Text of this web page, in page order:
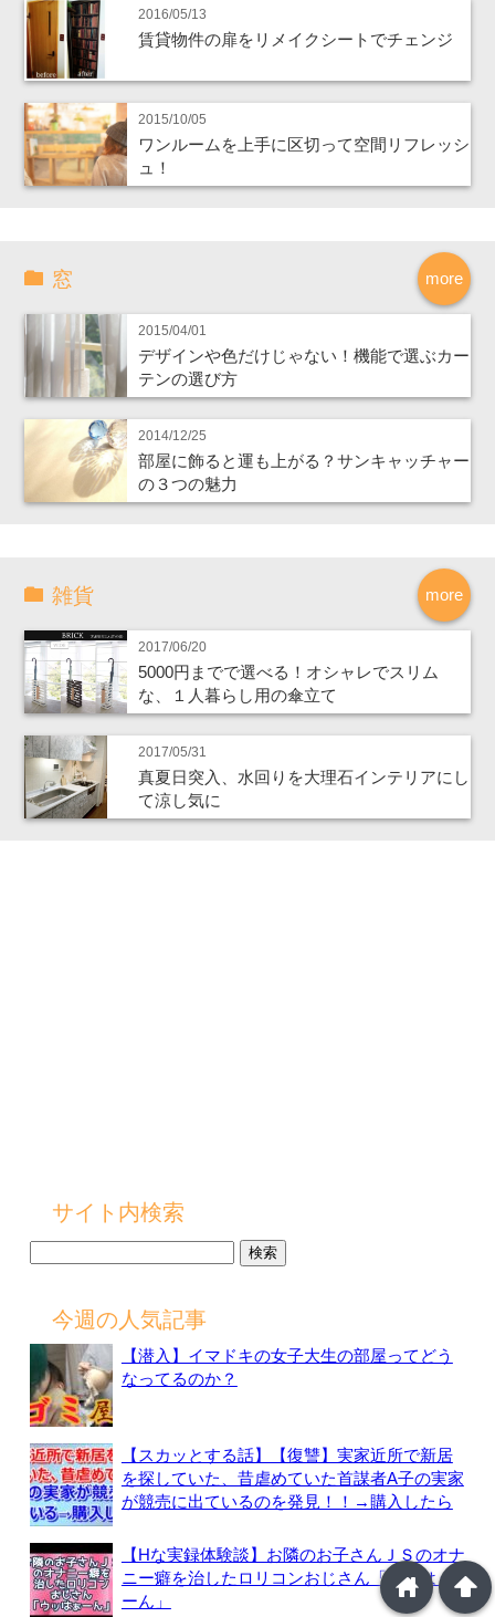
2016/05/13
賃貸物件の扉をリメイクシートでチェンジ
2015/10/05
ワンルームを上手に区切って空間リフレッシ
ュ！
more
窓
2015/04/01
デザインや色だけじゃない！機能で選ぶカー
テンの選び方
2014/12/25
部屋に飾ると運も上がる？サンキャッチャー
の３つの魅力
more
雑貨
2017/06/20
5000円までで選べる！オシャレでスリム
な、１人暮らし用の傘立て
2017/05/31
真夏日突入、水回りを大理石インテリアにし
て涼し気に
サイト内検索
今週の人気記事
【潜入】イマドキの女子大生の部屋ってどう
なってるのか？
【スカッとする話】【復讐】実家近所で新居
を探していた、昔虐めていた首謀者A子の実家
が競売に出ているのを発見！！→購入したら
【Hな実録体験談】お隣のお子さんＪＳのオナ
ニー癖を治したロリコンおじさん「ウッはぁ
ーん」
arrowup
home